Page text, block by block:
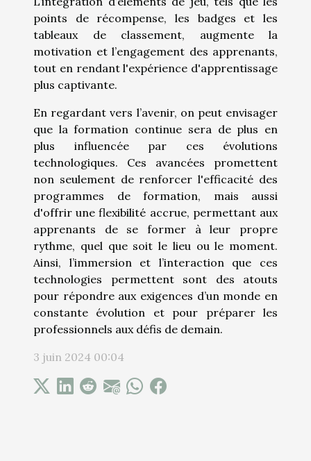
points de récompense, les badges et les
tableaux de classement, augmente la
motivation et l’engagement des apprenants,
tout en rendant l'expérience d'apprentissage
plus captivante.
En regardant vers l’avenir, on peut envisager
que la formation continue sera de plus en
plus influencée par ces évolutions
technologiques. Ces avancées promettent
non seulement de renforcer l'efficacité des
programmes de formation, mais aussi
d'offrir une flexibilité accrue, permettant aux
apprenants de se former à leur propre
rythme, quel que soit le lieu ou le moment.
Ainsi, l’immersion et l’interaction que ces
technologies permettent sont des atouts
pour répondre aux exigences d’un monde en
constante évolution et pour préparer les
professionnels aux défis de demain.
3 juin 2024 00:04